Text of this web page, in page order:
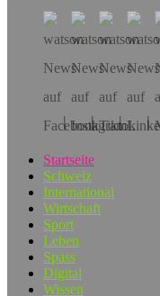
Startseite
Schweiz
International
Wirtschaft
Sport
Leben
Spass
Digital
Wissen